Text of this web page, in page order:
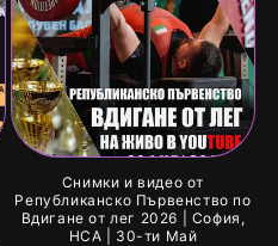
Снимки и видео от
Републиканско Първенство по
Вдигане от лег 2026 | София,
НСА | 30-ти Май